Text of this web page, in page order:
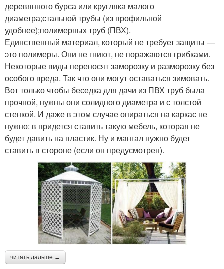
деревянного бурса или кругляка малого
диаметра;стальной трубы (из профильной
удобнее);полимерных труб (ПВХ).
Единственный материал, который не требует защиты —
это полимеры. Они не гниют, не поражаются грибками.
Некоторые виды переносят заморозку и разморозку без
особого вреда. Так что они могут оставаться зимовать.
Вот только чтобы беседка для дачи из ПВХ труб была
прочной, нужны они солидного диаметра и с толстой
стенкой. И даже в этом случае опираться на каркас не
нужно: в придется ставить такую мебель, которая не
будет давить на пластик. Ну и мангал нужно будет
ставить в стороне (если он предусмотрен).
читать дальше →